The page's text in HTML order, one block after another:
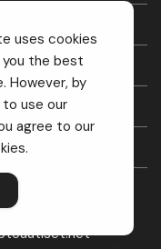
uses cookies
the best
However, by
use our
agree to our